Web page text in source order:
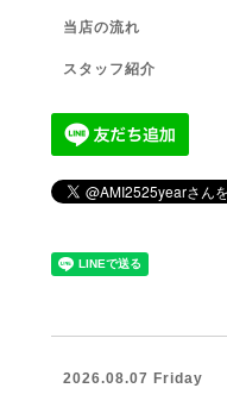
当店の流れ
スタッフ紹介
2026.08.07 Friday